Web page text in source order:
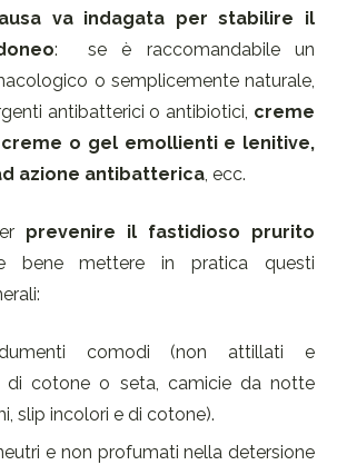
va indagata per stabilire il
: se è raccomandabile un
o semplicemente naturale,
antibatterici o antibiotici, creme
o gel emollienti e lenitive,
azione antibatterica, ecc.
prevenire il fastidioso prurito
bene mettere in pratica questi
comodi (non attillati e
di cotone o seta, camicie da notte
slip incolori e di cotone).
e non profumati nella detersione